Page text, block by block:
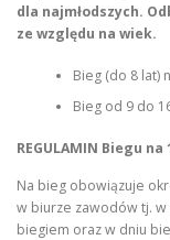
dla najmłodszych.
ze względu na wiek.
Bieg (do 8 lat)
Bieg od 9 do
REGULAMIN Biegu na
Na bieg obowiązuje
w biurze zawodów tj.
biegiem oraz w dniu